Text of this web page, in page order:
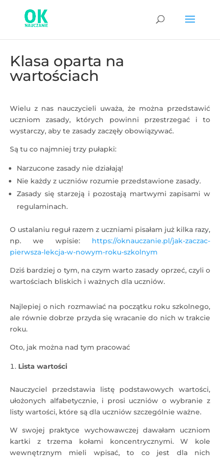
Klasa oparta na
wartościach
Wielu z nas nauczycieli uważa, że można przedstawić
uczniom zasady, których powinni przestrzegać i to
wystarczy, aby te zasady zaczęły obowiązywać.
Są tu co najmniej trzy pułapki:
Narzucone zasady nie działają!
Nie każdy z uczniów rozumie przedstawione zasady.
Zasady się starzeją i pozostają martwymi zapisami w
regulaminach.
O ustalaniu reguł razem z uczniami pisałam już kilka razy,
np. we wpisie: https://oknauczanie.pl/jak-zaczac-
pierwsza-lekcja-w-nowym-roku-szkolnym
Dziś bardziej o tym, na czym warto zasady oprzeć, czyli o
wartościach bliskich i ważnych dla uczniów.
Najlepiej o nich rozmawiać na początku roku szkolnego,
ale równie dobrze przyda się wracanie do nich w trakcie
roku.
Oto, jak można nad tym pracować
Lista wartości
Nauczyciel przedstawia listę podstawowych wartości,
ułożonych alfabetycznie, i prosi uczniów o wybranie z
listy wartości, które są dla uczniów szczególnie ważne.
W swojej praktyce wychowawczej dawałam uczniom
kartki z trzema kołami koncentrycznymi. W kole
wewnętrznym mieli wpisać, to co jest dla nich